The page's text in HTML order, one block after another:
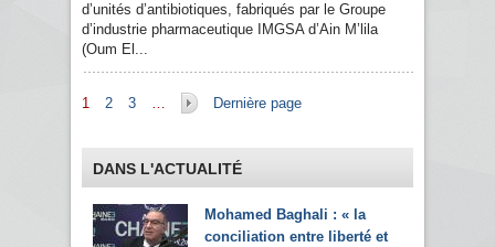
d’unités d’antibiotiques, fabriqués par le Groupe
d’industrie pharmaceutique IMGSA d’Ain M’lila
(Oum El...
Pages
1 2 3 … Dernière page
DANS L'ACTUALITÉ
Mohamed Baghali : « la
conciliation entre liberté et